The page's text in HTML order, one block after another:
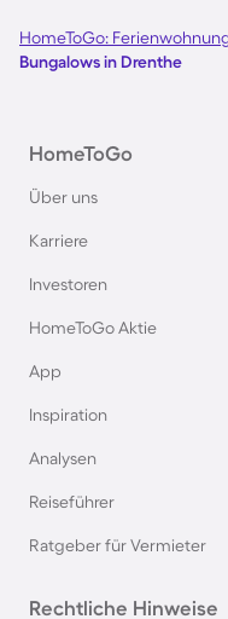
Bungalows auf
Bungalows in Italien
Bungalows in Holland
Bungalows in
Bungalows in der
HomeToGo:
Bungalows in Drenthe
HomeToGo
Über uns
Karriere
Investoren
HomeToGo Aktie
App
Inspiration
Analysen
Reiseführer
Ratgeber für Vermieter
Rechtliche Hinweise